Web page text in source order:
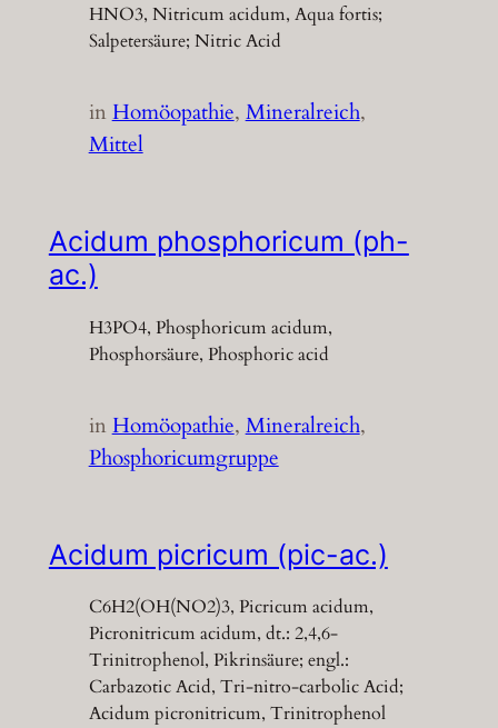
HNO3, Nitricum acidum, Aqua fortis;
Salpetersäure; Nitric Acid
inHomöopathie, Mineralreich
Mittel
Acidum phosphoricum (ph-
ac.)
H3PO4, Phosphoricum acidum,
Phosphorsäure, Phosphoric acid
inHomöopathie, Mineralreich
Phosphoricumgruppe
Acidum picricum (pic-ac.)
C6H2(OH(NO2)3, Picricum acidum,
Picronitricum acidum, dt.: 2,4,6-
Trinitrophenol, Pikrinsäure; engl.:
Carbazotic Acid, Tri-nitro-carbolic Acid;
Acidum picronitricum, Trinitrophenol